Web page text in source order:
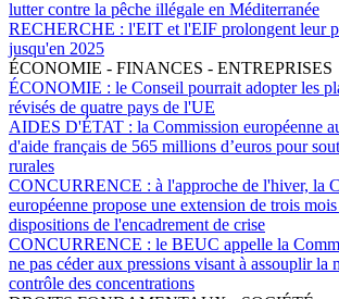
lutter contre la pêche illégale en Méditerranée
RECHERCHE : l'EIT et l'EIF prolongent leur
jusqu'en 2025
ÉCONOMIE - FINANCES - ENTREPRISES
ÉCONOMIE : le Conseil pourrait adopter les
révisés de quatre pays de l'UE
AIDES D'ÉTAT : la Commission européenne
d'aide français de 565 millions d’euros pour
rurales
CONCURRENCE : à l'approche de l'hiver, la
européenne propose une extension de trois
dispositions de l'encadrement de crise
CONCURRENCE : le BEUC appelle la
ne pas céder aux pressions visant à assouplir la
contrôle des concentrations